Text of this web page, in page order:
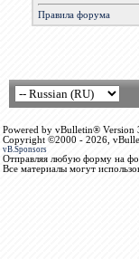
Правила форума
Powered by vBulletin® Version
Copyright ©2000 - 2026,
vB.Sponsors
Отправляя любую форму на
Все материалы могут